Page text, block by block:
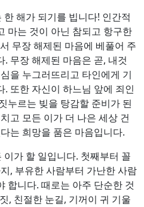
해가 되기를 빕니다! 인간적
마는 것이 아닌 참되고 항구한
무장 해제된 마음에 베풀어 주
무장 해제된 마음은 곧, 내것
을 누그러뜨리고 타인에게 기
또한 자신이 하느님 앞에 죄인
누르는 빚을 탕감할 준비가 된
고 모든 이가 더 나은 세상 건
는 희망을 품은 마음입니다.
이가 할 일입니다. 첫째부터 꼴
, 부유한 사람부터 가난한 사람
합니다. 때로는 아주 단순한 것
, 친절한 눈길, 기꺼이 귀 기울